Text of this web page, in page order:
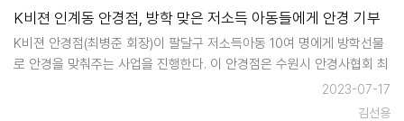
K비젼 인계동 안경점, 방학 맞은 저소득 아동들에게 안경 기부
K비젼 안경점(최병준 회장)이 팔달구 저소득아동 10여 명에게 방학선물
로 안경을 맞춰주는 사업을 진행한다. 이 안경점은 수원시 안경사협회 최
병준 전 회장이 운영하는 곳이다. K비젼 안경점은 가정형편이 어려워 자
신의 눈 상태를 미처 파악하지 못하고 교정시기를 놓치거나 케어를 받지
2023-07-17
김선용